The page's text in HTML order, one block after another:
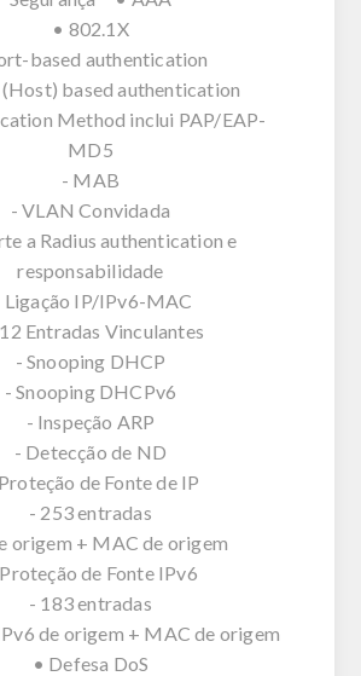
• 802.1X
based authentication
based authentication
Method inclui PAP/EAP-
MD5
- MAB
- VLAN Convidada
a Radius authentication e
responsabilidade
Ligação IP/IPv6-MAC
Entradas Vinculantes
- Snooping DHCP
- Snooping DHCPv6
- Inspeção ARP
- Detecção de ND
de Fonte de IP
- 253 entradas
origem + MAC de origem
de Fonte IPv6
- 183 entradas
de origem + MAC de origem
• Defesa DoS